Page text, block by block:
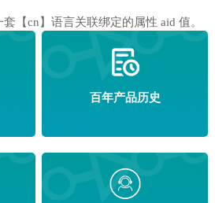
【cn】语言关联绑定的属性 aid 值。
百年产品历史